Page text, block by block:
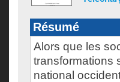
Résumé
Alors que les
transformations
national